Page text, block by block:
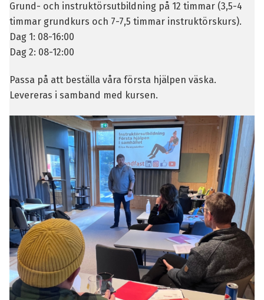
Grund- och instruktörsutbildning på 12 timmar (3,5-4
timmar grundkurs och 7-7,5 timmar instruktörskurs).
Dag 1: 08-16:00
Dag 2: 08-12:00
Passa på att beställa våra första hjälpen väska.
Levereras i samband med kursen.